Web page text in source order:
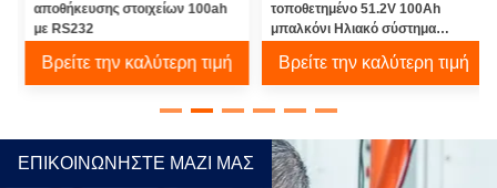
αποθήκευσης στοιχείων 100ah
με RS232
Βρείτε την καλύτερη τιμή
τοποθετημένο 51.2V 100Ah
μπαλκόνι Ηλιακό σύστημα
Βρείτε την καλύτερη τιμή
ΕΠΙΚΟΙΝΩΝΉΣΤΕ ΜΑΖΊ ΜΑΣ